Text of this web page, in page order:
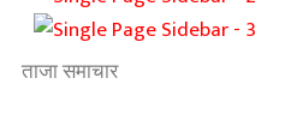
ताजा समाचार